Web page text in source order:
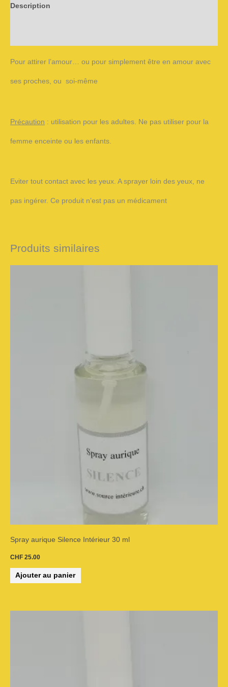
Description
Pour attirer l’amour… ou pour simplement être en amour avec
ses proches, ou soi-même
Précaution : utilisation pour les adultes. Ne pas utiliser pour la
femme enceinte ou les enfants.
Eviter tout contact avec les yeux. A sprayer loin des yeux, ne
pas ingérer. Ce produit n’est pas un médicament
Produits similaires
Spray aurique Silence Intérieur 30 ml
CHF 25.00
Ajouter au panier